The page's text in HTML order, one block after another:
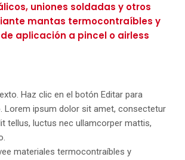
uniones soldadas y otros
mantas termocontraíbles y
aplicación a pincel o airless
Haz clic en el botón Editar para
Lorem ipsum dolor sit amet, consectetur
tellus, luctus nec ullamcorper mattis,
materiales termocontraíbles y